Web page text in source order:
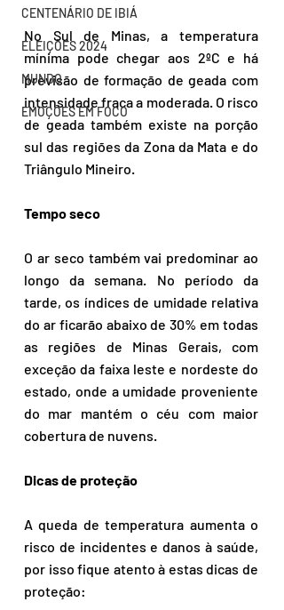
CENTENÁRIO DE IBIÁ
ELEIÇÕES 2024
MUNDO
EMOÇÕES EM FOCO
No Sul de Minas, a temperatura
mínima pode chegar aos 2ºC e há
previsão de formação de geada com
intensidade fraca a moderada. O risco
de geada também existe na porção
sul das regiões da Zona da Mata e do
Triângulo Mineiro.
Tempo seco
O ar seco também vai predominar ao
longo da semana. No período da
tarde, os índices de umidade relativa
do ar ficarão abaixo de 30% em todas
as regiões de Minas Gerais, com
exceção da faixa leste e nordeste do
estado, onde a umidade proveniente
do mar mantém o céu com maior
cobertura de nuvens.
Dicas de proteção
A queda de temperatura aumenta o
risco de incidentes e danos à saúde,
por isso fique atento à estas dicas de
proteção: